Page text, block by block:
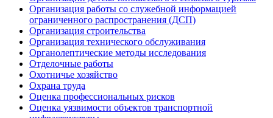
Организация работы со служебной информацией
ограниченного распространения (ДСП)
Организация строительства
Организация технического обслуживания
Органолептические методы исследования
Отделочные работы
Охотничье хозяйство
Охрана труда
Оценка профессиональных рисков
Оценка уязвимости объектов транспортной